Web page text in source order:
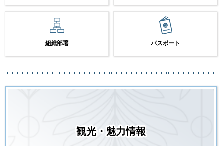
組織部署 パスポート
観光・魅力情報